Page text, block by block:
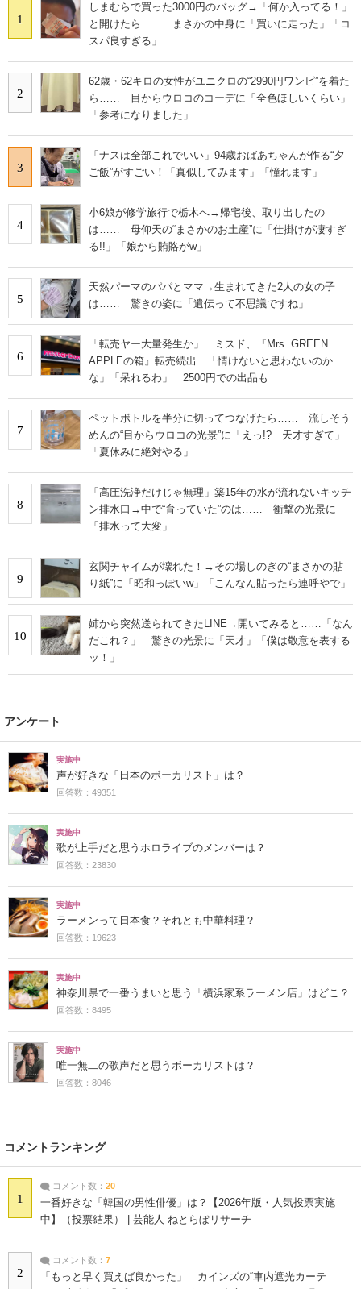
1
しまむらで買った3000円のバッグ→「何か入ってる！」
と開けたら…… まさかの中身に「買いに走った」「コ
スパ良すぎる」
2
62歳・62キロの女性がユニクロの“2990円ワンピ”を着た
ら…… 目からウロコのコーデに「全色ほしいくらい」
「参考になりました」
3
「ナスは全部これでいい」94歳おばあちゃんが作る“夕
ご飯”がすごい！「真似してみます」「憧れます」
4
小6娘が修学旅行で栃木へ→帰宅後、取り出したの
は…… 母仰天の“まさかのお土産”に「仕掛けが凄すぎ
る!!」「娘から賄賂がw」
5
天然パーマのパパとママ→生まれてきた2人の女の子
は…… 驚きの姿に「遺伝って不思議ですね」
6
「転売ヤー大量発生か」 ミスド、『Mrs. GREEN
APPLEの箱』転売続出 「情けないと思わないのか
な」「呆れるわ」 2500円での出品も
7
ペットボトルを半分に切ってつなげたら…… 流しそう
めんの“目からウロコの光景”に「えっ!? 天才すぎて」
「夏休みに絶対やる」
8
「高圧洗浄だけじゃ無理」築15年の水が流れないキッチ
ン排水口→中で“育っていた”のは…… 衝撃の光景に
「排水って大変」
9
玄関チャイムが壊れた！→その場しのぎの“まさかの貼
り紙”に「昭和っぽいw」「こんなん貼ったら連呼やで」
10
姉から突然送られてきたLINE→開いてみると……「なん
だこれ？」 驚きの光景に「天才」「僕は敬意を表する
ッ！」
アンケート
実施中
声が好きな「日本のボーカリスト」は？
回答数：49351
実施中
歌が上手だと思うホロライブのメンバーは？
回答数：23830
実施中
ラーメンって日本食？それとも中華料理？
回答数：19623
実施中
神奈川県で一番うまいと思う「横浜家系ラーメン店」はどこ？
回答数：8495
実施中
唯一無二の歌声だと思うボーカリストは？
回答数：8046
コメントランキング
1
コメント数： 20
一番好きな「韓国の男性俳優」は？【2026年版・人気投票実施
中】（投票結果） | 芸能人 ねとらぼリサーチ
2
コメント数： 7
「もっと早く買えば良かった」 カインズの“車内遮光カーテ